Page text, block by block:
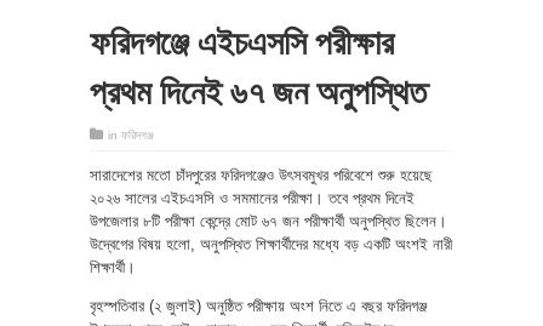
ফরিদগঞ্জে এইচএসসি পরীক্ষার
প্রথম দিনেই ৬৭ জন অনুপস্থিত
in ফরিদগঞ্জ
সারাদেশের মতো চাঁদপুরের ফরিদগঞ্জেও উৎসবমুখর পরিবেশে শুরু হয়েছে
২০২৬ সালের এইচএসসি ও সমমানের পরীক্ষা। তবে প্রথম দিনেই
উপজেলার ৮টি পরীক্ষা কেন্দ্রে মোট ৬৭ জন পরীক্ষার্থী অনুপস্থিত ছিলেন।
উদ্বেগের বিষয় হলো, অনুপস্থিত শিক্ষার্থীদের মধ্যে বড় একটি অংশই নারী
শিক্ষার্থী।
বৃহস্পতিবার (২ জুলাই) অনুষ্ঠিত পরীক্ষায় অংশ নিতে এ বছর ফরিদগঞ্জ